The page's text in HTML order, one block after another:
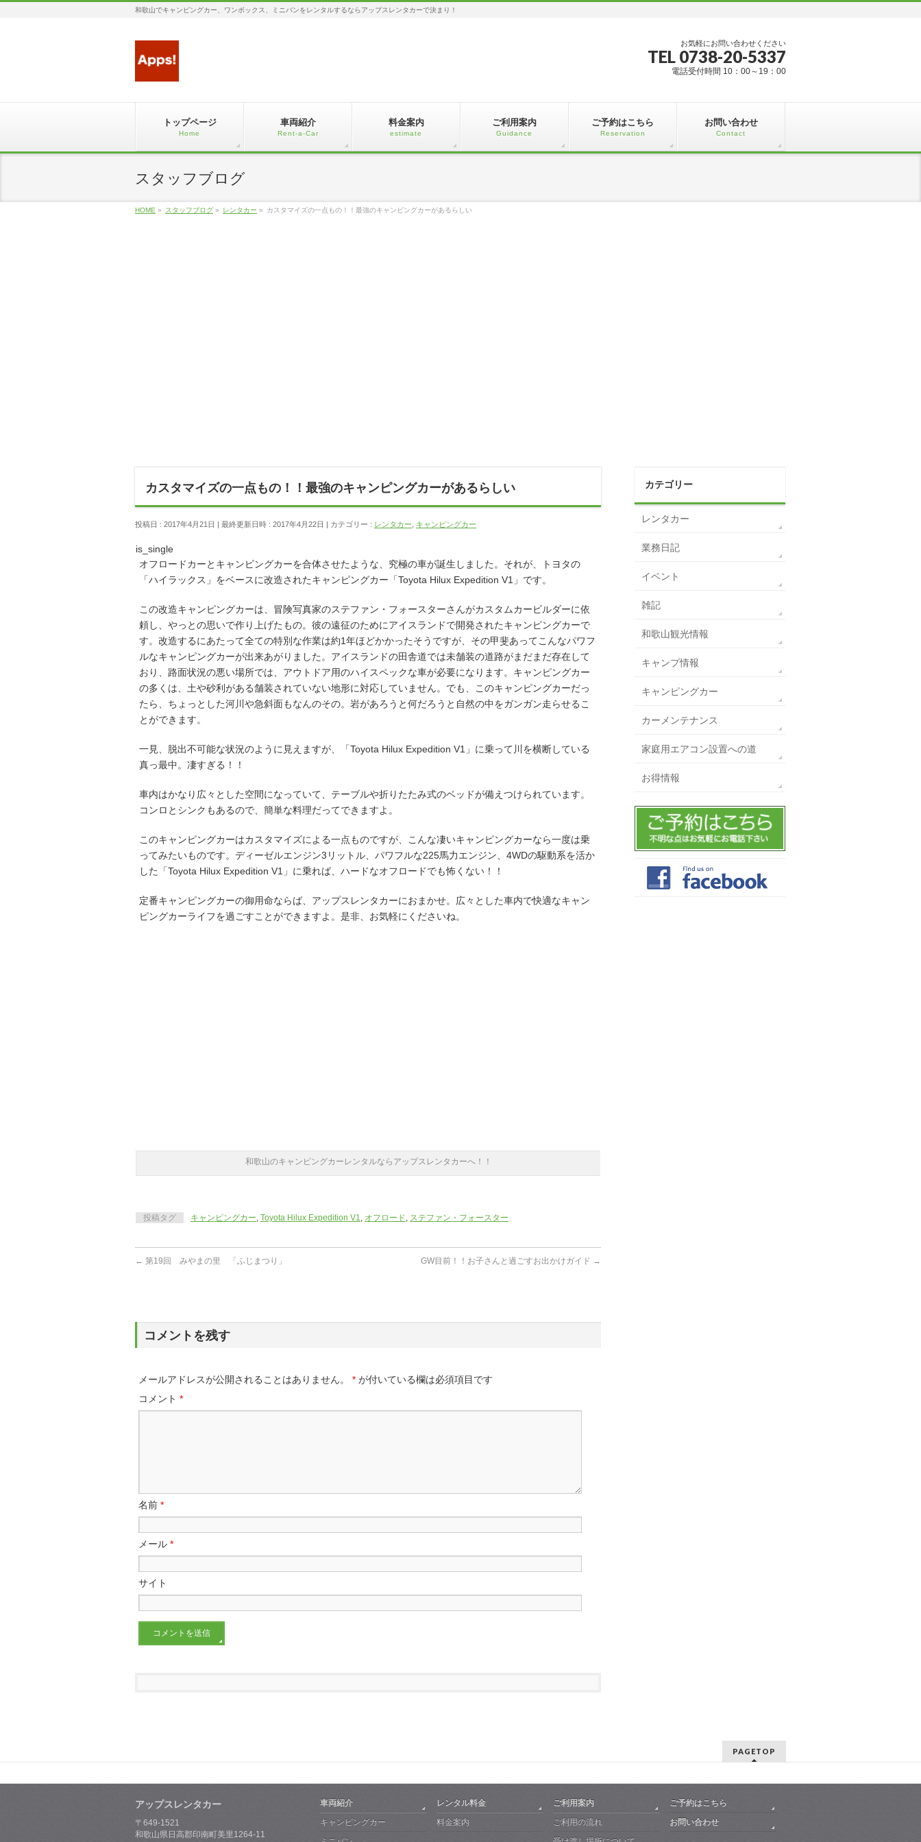
和歌山でキャンピングカー、ワンボックス、ミニバンをレンタルするならアップスレンタカーで決まり！
お気軽にお問い合わせください
TEL 0738-20-5337
電話受付時間 10：00～19：00
トップページ
Home
車両紹介
Rent-a-Car
料金案内
estimate
ご利用案内
Guidance
ご予約はこちら
Reservation
お問い合わせ
Contact
スタッフブログ
HOME » スタッフブログ » レンタカー » カスタマイズの一点もの！！最強のキャンピングカーがあるらしい
カスタマイズの一点もの！！最強のキャンピングカーがあるらしい
投稿日 : 2017年4月21日 最終更新日時 : 2017年4月22日 カテゴリー : レンタカー キャンピングカー
is_single
オフロードカーとキャンピングカーを合体させたような、究極の車が誕生しました。それが、トヨタの
「ハイラックス」をベースに改造されたキャンピングカー「Toyota Hilux Expedition V1」です。
この改造キャンピングカーは、冒険写真家のステファン・フォースターさんがカスタムカービルダーに依
頼し、やっとの思いで作り上げたもの。彼の遠征のためにアイスランドで開発されたキャンピングカーで
す。改造するにあたって全ての特別な作業は約1年ほどかかったそうですが、その甲斐あってこんなパワフ
ルなキャンピングカーが出来あがりました。アイスランドの田舎道では未舗装の道路がまだまだ存在して
おり、路面状況の悪い場所では、アウトドア用のハイスペックな車が必要になります。 キャンピングカー
の多くは、土や砂利がある舗装されていない地形に対応していません。でも、このキャンピングカーだっ
たら、ちょっとした河川や急斜面もなんのその。岩があろうと何だろうと自然の中をガンガン走らせるこ
とができます。
一見、脱出不可能な状況のように見えますが、「Toyota Hilux Expedition V1」に乗って川を横断している
真っ最中。凄すぎる！！
車内はかなり広々とした空間になっていて、テーブルや折りたたみ式のベッドが備えつけられています。
コンロとシンクもあるので、簡単な料理だってできますよ。
このキャンピングカーはカスタマイズによる一点ものですが、こんな凄いキャンピングカーなら一度は乗
ってみたいものです。ディーゼルエンジン3リットル、パワフルな225馬力エンジン、4WDの駆動系を活か
した「Toyota Hilux Expedition V1」に乗れば、ハードなオフロードでも怖くない！！
定番キャンピングカーの御用命ならば、アップスレンタカーにおまかせ。広々とした車内で快適なキャン
ピングカーライフを過ごすことができますよ。是非、お気軽にくださいね。
和歌山のキャンピングカーレンタルならアップスレンタカーへ！！
投稿タグ キャンピングカー, Toyota Hilux Expedition V1, オフロード, ステファン・フォースター
← 第19回 みやまの里 「ふじまつり」 GW目前！！お子さんと過ごすお出かけガイド →
コメントを残す
メールアドレスが公開されることはありません。 * が付いている欄は必須項目です
コメント *
名前 *
メール *
サイト
カテゴリー
レンタカー
業務日記
イベント
雑記
和歌山観光情報
キャンプ情報
キャンピングカー
カーメンテナンス
家庭用エアコン設置への道
お得情報
PAGETOP
アップスレンタカー
〒649-1521
和歌山県日高郡印南町美里1264-11
車両紹介
キャンピングカー
レンタル料金
料金案内
ご利用案内
ご利用の流れ
ご予約はこちら
お問い合わせ